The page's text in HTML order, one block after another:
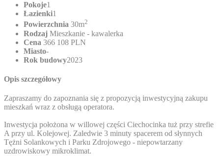
Pokoje1
Łazienki1
Powierzchnia 30m2
Rodzaj Mieszkanie - kawalerka
Cena 366 108 PLN
Miasto-
Rok budowy2023
Opis szczegółowy
Zapraszamy do zapoznania się z propozycją inwestycyjną zakupu
mieszkań wraz z obsługą operatora.
Inwestycja położona w willowej części Ciechocinka tuż przy strefie
A przy ul. Kolejowej. Zaledwie 3 minuty spacerem od słynnych
Tężni Solankowych i Parku Zdrojowego - niepowtarzany
uzdrowiskowy mikroklimat.